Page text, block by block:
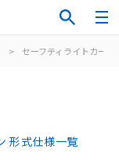
> セーフティライトカー
形式仕様一覧